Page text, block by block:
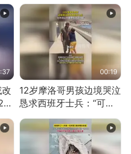
处理
改
家
00:19
12岁摩洛哥男孩边境哭泣
恳求西班牙士兵：“可不